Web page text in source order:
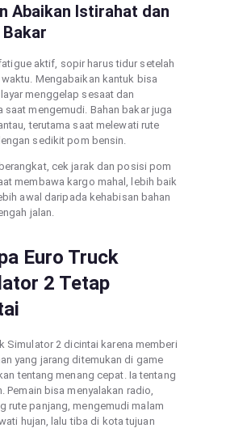
Abaikan Istirahat dan
Bakar
aktif, sopir harus tidur setelah
Mengabaikan kantuk bisa
menggelap sesaat dan
saat mengemudi. Bahan bakar juga
terutama saat melewati rute
sedikit pom bensin.
cek jarak dan posisi pom
membawa kargo mahal, lebih baik
awal daripada kehabisan bahan
jalan.
Euro Truck
2 Tetap
Simulator 2 dicintai karena memberi
yang jarang ditemukan di game
tentang menang cepat. Ia tentang
Pemain bisa menyalakan radio,
rute panjang, mengemudi malam
hujan, lalu tiba di kota tujuan